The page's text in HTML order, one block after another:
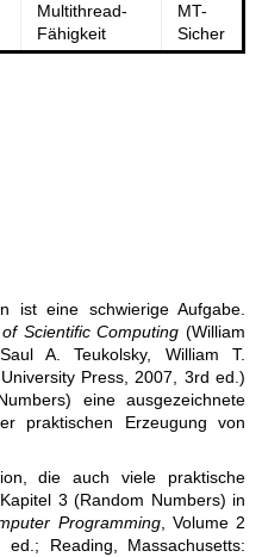
Multithread-
Fähigkeit
MT-
Sicher
ist eine schwierige Aufgabe.
Scientific Computing (William
A. Teukolsky, William T.
Press, 2007, 3rd ed.)
eine ausgezeichnete
praktischen Erzeugung von
die auch viele praktische
3 (Random Numbers) in
Programming, Volume 2
ed.; Reading, Massachusetts: